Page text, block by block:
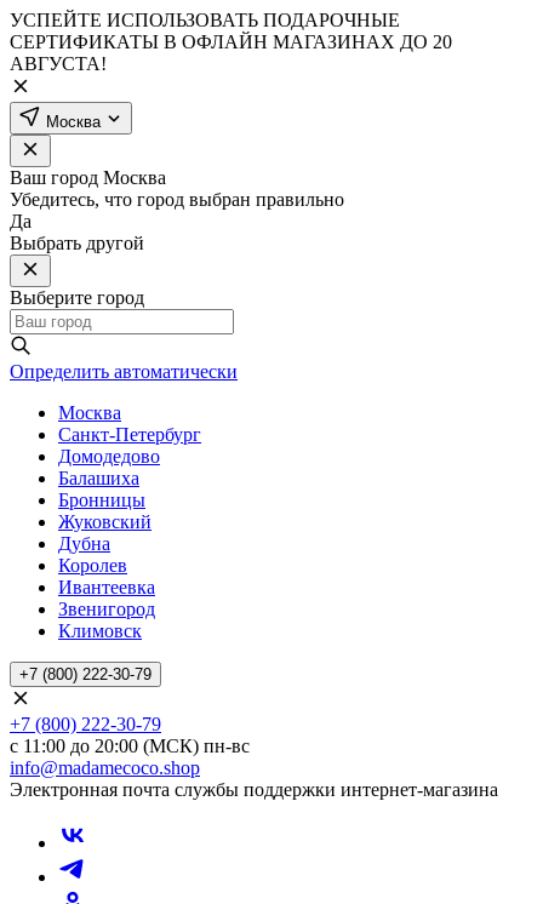
УСПЕЙТЕ ИСПОЛЬЗОВАТЬ ПОДАРОЧНЫЕ
СЕРТИФИКАТЫ В ОФЛАЙН МАГАЗИНАХ ДО 20
АВГУСТА!
Москва
Ваш город Москва
Убедитесь, что город выбран правильно
Да
Выбрать другой
Выберите город
Определить автоматически
Москва
Санкт-Петербург
Домодедово
Балашиха
Бронницы
Жуковский
Дубна
Королев
Ивантеевка
Звенигород
Климовск
+7 (800) 222-30-79
+7 (800) 222-30-79
с 11:00 до 20:00 (МСК) пн-вс
info@madamecoco.shop
Электронная почта службы поддержки интернет-магазина